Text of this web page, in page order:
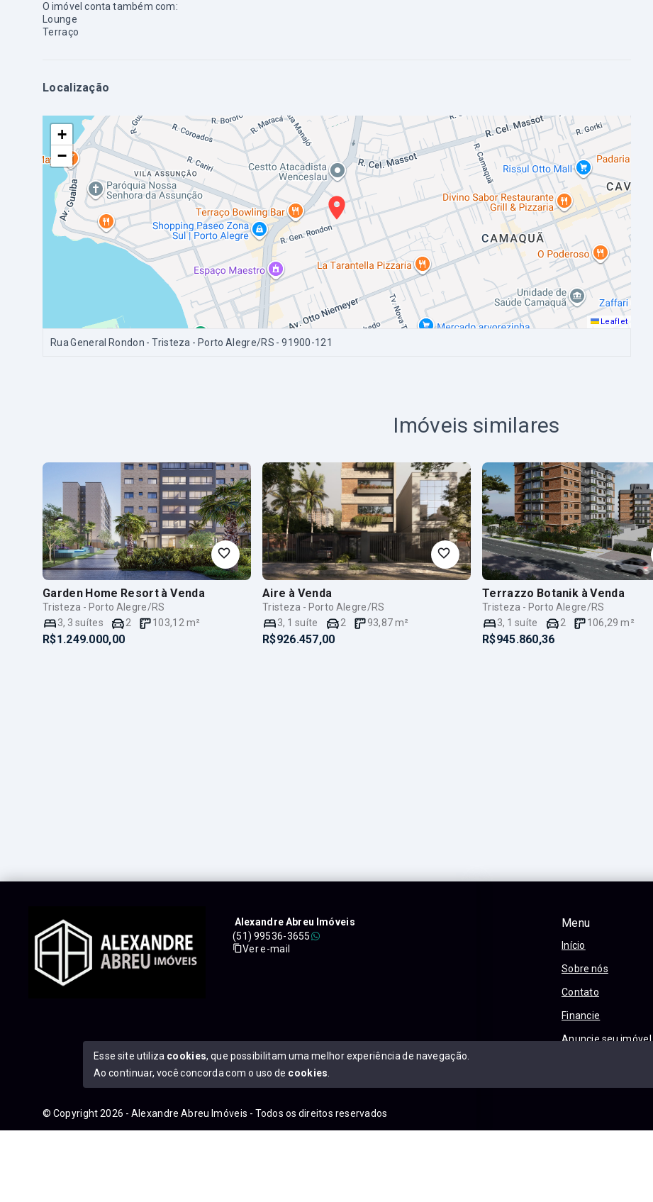
O imóvel conta também com:
Lounge
Terraço
Localização
+
−
Leaflet
Rua General Rondon - Tristeza - Porto Alegre/RS - 91900-121
Imóveis similares
Garden Home Resort à Venda
Tristeza - Porto Alegre/RS
3, 3 suítes 2 103,12 m²
R$1.249.000,00
Aire à Venda
Tristeza - Porto Alegre/RS
3, 1 suíte 2 93,87m²
R$926.457,00
Terrazzo Botanik à Venda
Tristeza - Porto Alegre/RS
3, 1 suíte 2 106,29 m²
R$945.860,36
Menu
Início
Sobre nós
Contato
Financie
Anuncie seu
Alexandre Abreu Imóveis
(51) 99536-3655
Ver e-mail
© Copyright 2026 - Alexandre Abreu Imóveis - Todos os direitos reservados
Esse site utiliza cookies, que possibilitam uma melhor experiência de navegação.
Ao continuar, você concorda com o uso de cookies